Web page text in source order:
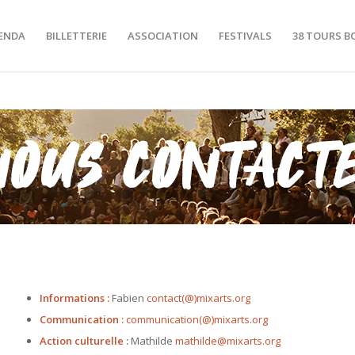
BILLETTERIE ASSOCIATION FESTIVALS 38 TOURS
Informations : Fabien contact(@)mixarts.org
Communication :communication(@)mixarts.org
Action culturelle : Mathilde mathilde@mixarts.org